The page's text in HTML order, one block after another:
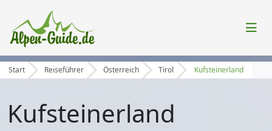
Start Reiseführer Österreich Tirol Kufsteinerland
Kufsteinerland